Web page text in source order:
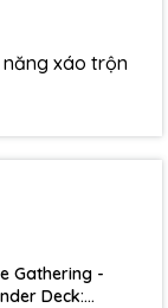
xáo trộn
Gathering -
Deck: